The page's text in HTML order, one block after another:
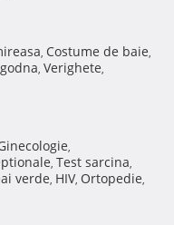
, Costume de baie,
, Verighete,
,
, Test sarcina,
verde, HIV, Ortopedie,